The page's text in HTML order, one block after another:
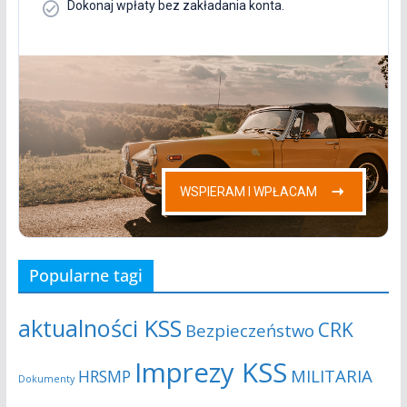
Popularne tagi
aktualności KSS Bezpieczeństwo CRK
Dokumenty HRSMP Imprezy KSS MILITARIA